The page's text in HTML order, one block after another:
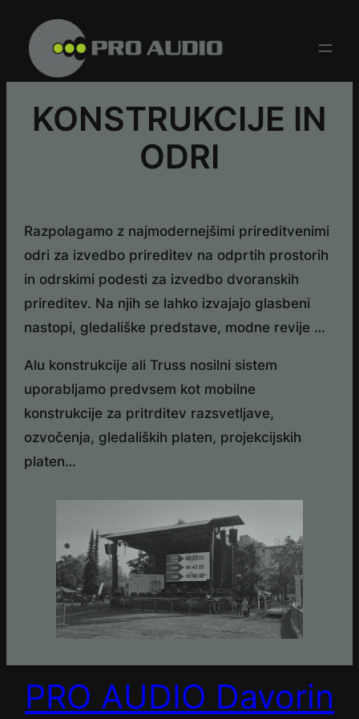
Skip
content
KONSTRUKCIJE IN
ODRI
Razpolagamo z najmodernejšimi prireditvenimi
odri za izvedbo prireditev na odprtih prostorih
in odrskimi podesti za izvedbo dvoranskih
prireditev. Na njih se lahko izvajajo glasbeni
nastopi, gledališke predstave, modne revije …
Alu konstrukcije ali Truss nosilni sistem
uporabljamo predvsem kot mobilne
konstrukcije za pritrditev razsvetljave,
ozvočenja, gledaliških platen, projekcijskih
platen…
PRO AUDIO Davorin